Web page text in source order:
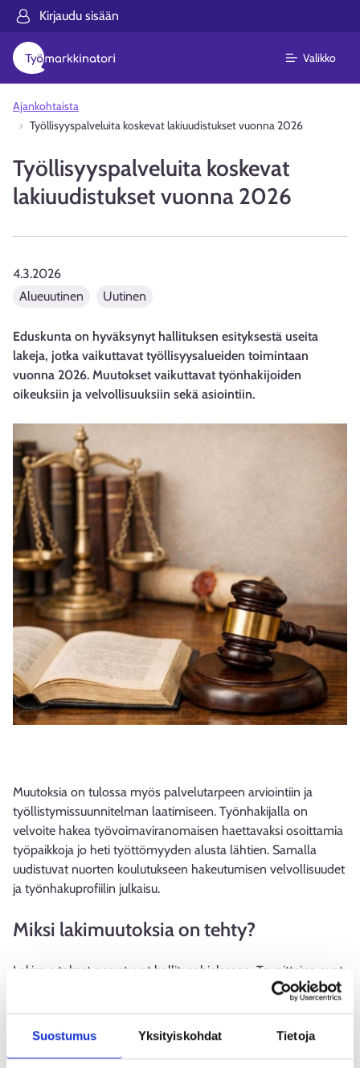
Suostumus Yksityiskohdat Tietoja
Kirjaudu sisään
Valikko
Ajankohtaista
Työllisyyspalveluita koskevat lakiuudistukset vuonna 2026
Työllisyyspalveluita koskevat
lakiuudistukset vuonna 2026
4.3.2026
Alueuutinen
Uutinen
Eduskunta on hyväksynyt hallituksen esityksestä useita
lakeja, jotka vaikuttavat työllisyysalueiden toimintaan
vuonna 2026. Muutokset vaikuttavat työnhakijoiden
oikeuksiin ja velvollisuuksiin sekä asiointiin.
Muutoksia on tulossa myös palvelutarpeen arviointiin ja
työllistymissuunnitelman laatimiseen. Työnhakijalla on
velvoite hakea työvoimaviranomaisen haettavaksi osoittamia
työpaikkoja jo heti työttömyyden alusta lähtien. Samalla
uudistuvat nuorten koulutukseen hakeutumisen velvollisuudet
ja työnhakuprofiilin julkaisu.
Miksi lakimuutoksia on tehty?
Lakimuutokset perustuvat hallitusohjelmaan. Tavoitteina ovat:
Työnhakijoiden nopeampi työllistyminen.
Selkeämmät velvollisuudet ja ennakoitavammat
seuraamukset.